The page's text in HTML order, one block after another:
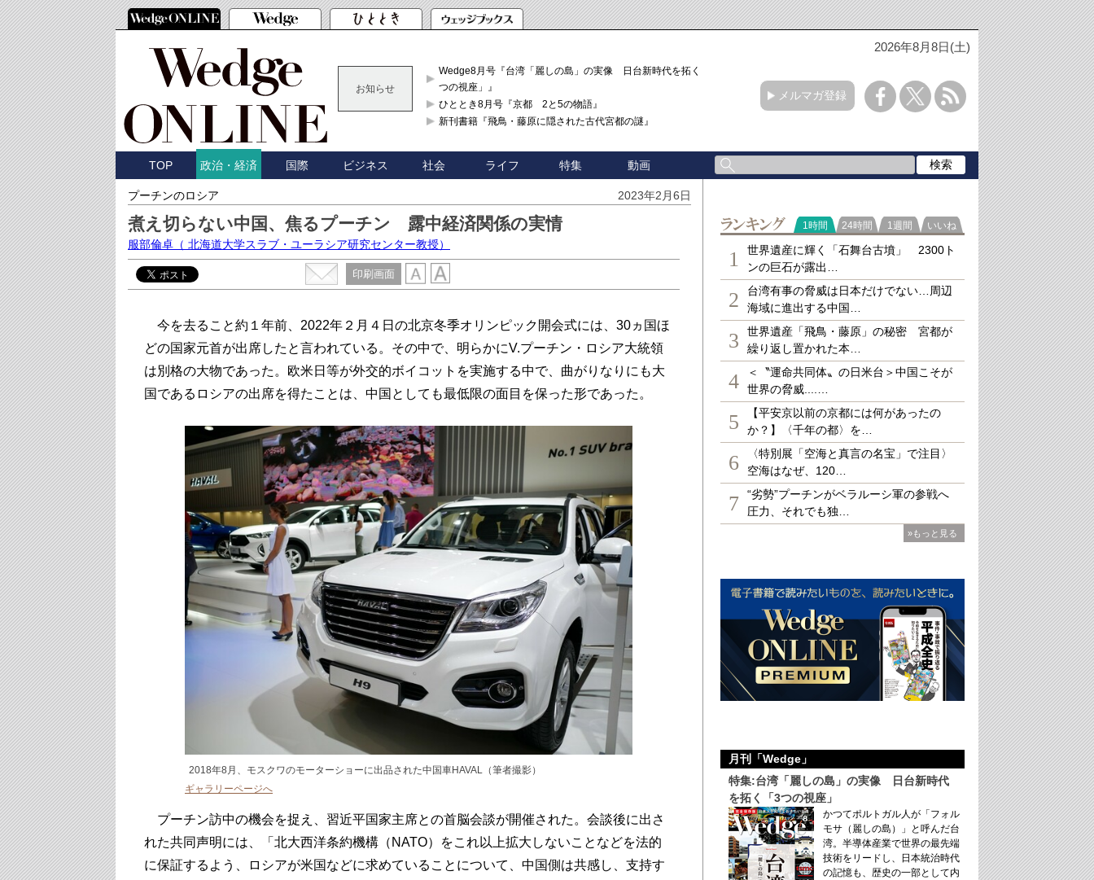
2026年8月8日(土)
お知らせ
Wedge8月号『台湾「麗しの島」の実像 日台新時代を拓く「3
つの視座」』
ひととき8月号『京都 2と5の物語』
新刊書籍『飛鳥・藤原に隠された古代宮都の謎』
メルマガ登録
TOP 政治・経済 国際 ビジネス 社会 ライフ 特集 動画
プーチンのロシア 2023年2月6日
煮え切らない中国、焦るプーチン 露中経済関係の実情
服部倫卓 （ 北海道大学スラブ・ユーラシア研究センター教授）
印刷画面
今を去ること約１年前、2022年２月４日の北京冬季オリンピック開会式には、30ヵ国ほ
どの国家元首が出席したと言われている。その中で、明らかにV.プーチン・ロシア大統領
は別格の大物であった。欧米日等が外交的ボイコットを実施する中で、曲がりなりにも大
国であるロシアの出席を得たことは、中国としても最低限の面目を保った形であった。
2018年8月、モスクワのモーターショーに出品された中国車HAVAL（筆者撮影）
ギャラリーページへ
プーチン訪中の機会を捉え、習近平国家主席との首脳会談が開催された。会談後に出さ
れた共同声明には、「北大西洋条約機構（NATO）をこれ以上拡大しないことなどを法的
に保証するよう、ロシアが米国などに求めていることについて、中国側は共感し、支持す
ランキング
1時間 24時間 1週間 いいね
1
世界遺産に輝く「石舞台古墳」 2300ト
ンの巨石が露出…
2
台湾有事の脅威は日本だけでない…周辺
海域に進出する中国…
3
世界遺産「飛鳥・藤原」の秘密 宮都が
繰り返し置かれた本…
4
＜〝運命共同体〟の日米台＞中国こそが
世界の脅威....…
5
【平安京以前の京都には何があったの
か？】〈千年の都〉を…
6
〈特別展「空海と真言の名宝」で注目〉
空海はなぜ、120…
7
“劣勢”プーチンがベラルーシ軍の参戦へ
圧力、それでも独…
»もっと見る
月刊「Wedge」
特集:台湾「麗しの島」の実像 日台新時代
を拓く「3つの視座」
かつてポルトガル人が「フォル
モサ（麗しの島）」と呼んだ台
湾。半導体産業で世界の最先端
技術をリードし、日本統治時代
の記憶も、歴史の一部として内